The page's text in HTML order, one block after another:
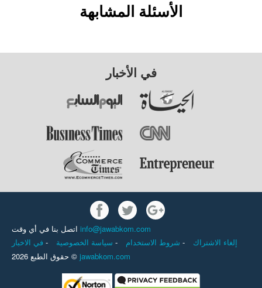
الأسئلة المشابهة
في الأخبار
info@jawabkom.com
- - -
إلغاء الاشتراك
حقوق الطبع 2026 © jawabkom.com